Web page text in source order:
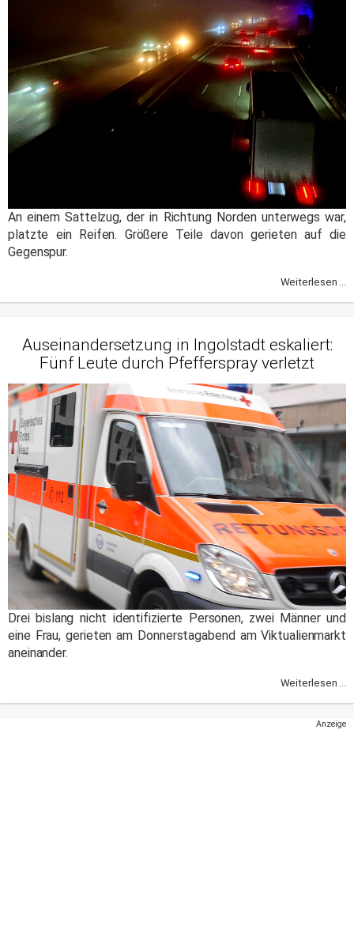
An einem Sattelzug, der in Richtung Norden unterwegs war,
platzte ein Reifen. Größere Teile davon gerieten auf die
Gegenspur.
Weiterlesen ...
Auseinandersetzung in Ingolstadt eskaliert:
Fünf Leute durch Pfefferspray verletzt
Drei bislang nicht identifizierte Personen, zwei Männer und
eine Frau, gerieten am Donnerstagabend am Viktualienmarkt
aneinander.
Weiterlesen ...
Anzeige